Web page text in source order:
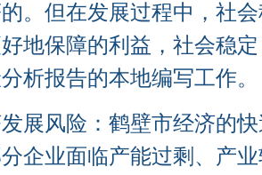
。但在发展过程中，社
地保障的利益，社会稳
析报告的本地编写工作。
风险：鹤壁市经济的快
企业面临产能过剩、产